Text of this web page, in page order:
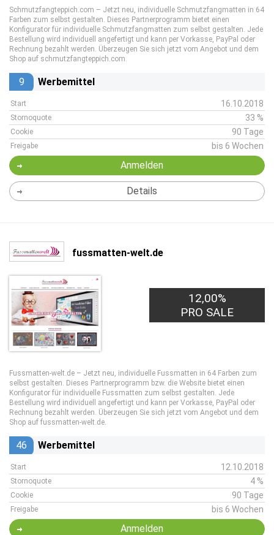
Schmutzfangteppich.com – Jetzt neu, individuelle Schmutzfangmatten in 64
Farben zum selbst gestalten. Dieses Partnerprogramm bietet einen
Konfigurator für individuelle Schmutzfangmatten zum selbst gestalten. Jede
Bestellung wird individuell angefertigt und kann per Vorkasse, PayPal oder
Rechnung bezahlt werden. Überzeugen Sie sich jetzt vom Angebot und dem
Shop auf schmutzfangteppich.com.
9 Werbemittel
Start 16.10.2018
Stornoquote 33 %
Cookie 90 Tage
Freigabe bis 6 Wochen
Anmelden
Details
fussmatten-welt.de
12,00%
PRO SALE
Fussmatten-welt.de – Jetzt neu, individuelle Fussmatten in 64 Farben zum
selbst gestalten. Dieses Partnerprogramm bzw. die Website bietet einen
Konfigurator für individuelle Fussmatten zum selbst gestalten. Jede
Bestellung wird individuell angefertigt und kann per Vorkasse, PayPal oder
Rechnung bezahlt werden. Überzeugen Sie sich jetzt vom Angebot und dem
Shop auf fussmatten-welt.de.
46 Werbemittel
Start 12.10.2018
Stornoquote 4 %
Cookie 90 Tage
Freigabe bis 6 Wochen
Anmelden